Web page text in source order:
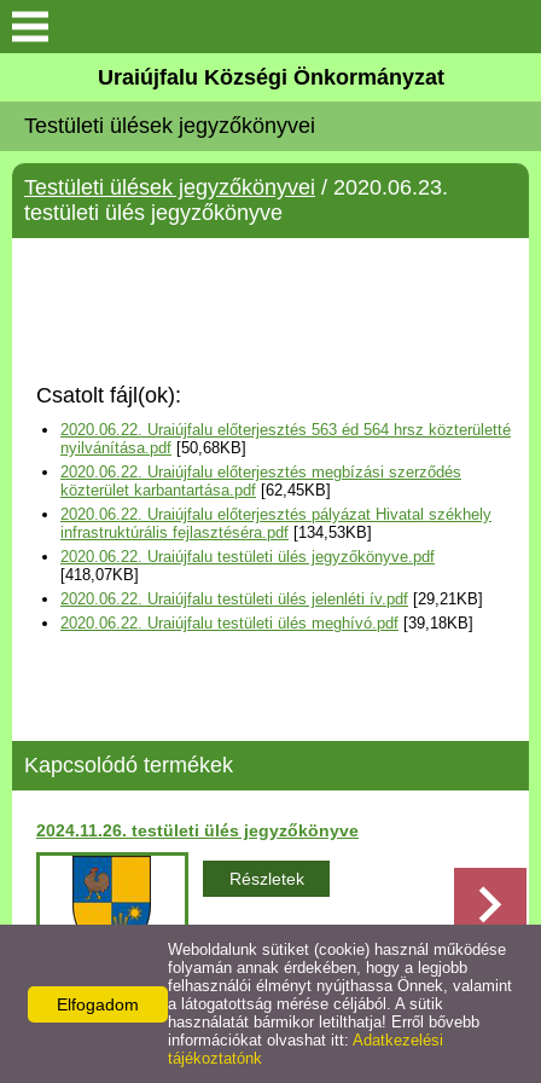
Köszöntő
Elérhetőségek
Uraiújfalu
Választási információk
Versenyképes Járások
Program
Települési Arculati
Kézikönyv
Önkormányzati konyha
Egyéb intézmények
Egyéb szolgáltatások
Egészségügyi ellátás
Uraiújfalu Sportegyesület
Uraiújfalu Községi Önkormányzat
Testületi ülések jegyzőkönyvei
Testületi ülések jegyzőkönyvei / 2020.06.23.
testületi ülés jegyzőkönyve
Csatolt fájl(ok):
2020.06.22. Uraiújfalu előterjesztés 563 éd 564 hrsz közterületté
nyilvánítása.pdf [50,68KB]
2020.06.22. Uraiújfalu előterjesztés megbízási szerződés
közterület karbantartása.pdf [62,45KB]
2020.06.22. Uraiújfalu előterjesztés pályázat Hivatal székhely
infrastruktúrális fejlasztéséra.pdf [134,53KB]
2020.06.22. Uraiújfalu testületi ülés jegyzőkönyve.pdf
[418,07KB]
2020.06.22. Uraiújfalu testületi ülés jelenléti ív.pdf [29,21KB]
2020.06.22. Uraiújfalu testületi ülés meghívó.pdf [39,18KB]
Kapcsolódó termékek
2024.11.26. testületi ülés jegyzőkönyve
Részletek
Vissza az előző oldalra!
Elfogadom
Weboldalunk sütiket (cookie) használ működése
folyamán annak érdekében, hogy a legjobb
felhasználói élményt nyújthassa Önnek, valamint
a látogatottság mérése céljából. A sütik
használatát bármikor letilthatja! Erről bővebb
információkat olvashat itt: Adatkezelési
tájékoztatónk